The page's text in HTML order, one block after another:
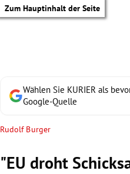
Zum Hauptinhalt der Seite
Wählen Sie KURIER als
Google-Quelle
Rudolf Burger
"EU droht